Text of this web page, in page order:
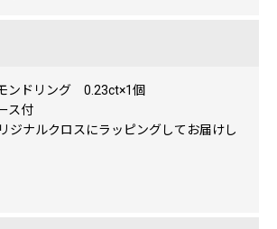
ンドリング 0.23ct×1個
ス付
ジナルクロスにラッピングしてお届けし